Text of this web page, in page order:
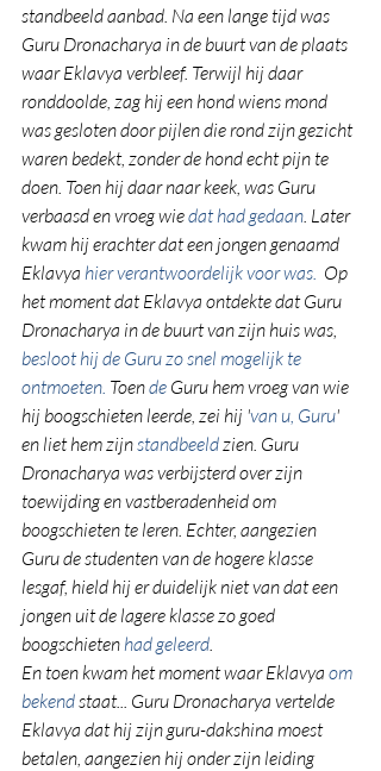
standbeeld aanbad. Na een lange tijd was
Guru Dronacharya in de buurt van de plaats
waar Eklavya verbleef. Terwijl hij daar
ronddoolde, zag hij een hond wiens mond
was gesloten door pijlen die rond zijn gezicht
waren bedekt, zonder de hond echt pijn te
doen. Toen hij daar naar keek, was Guru
verbaasd en vroeg wie dat had gedaan. Later
kwam hij erachter dat een jongen genaamd
Eklavya hier verantwoordelijk voor was. Op
het moment dat Eklavya ontdekte dat Guru
Dronacharya in de buurt van zijn huis was,
besloot hij de Guru zo snel mogelijk te
ontmoeten. Toen de Guru hem vroeg van wie
hij boogschieten leerde, zei hij 'van u, Guru'
en liet hem zijn standbeeld zien. Guru
Dronacharya was verbijsterd over zijn
toewijding en vastberadenheid om
boogschieten te leren. Echter, aangezien
Guru de studenten van de hogere klasse
lesgaf, hield hij er duidelijk niet van dat een
jongen uit de lagere klasse zo goed
boogschieten had geleerd.
En toen kwam het moment waar Eklavya om
bekend staat... Guru Dronacharya vertelde
Eklavya dat hij zijn guru-dakshina moest
betalen, aangezien hij onder zijn leiding